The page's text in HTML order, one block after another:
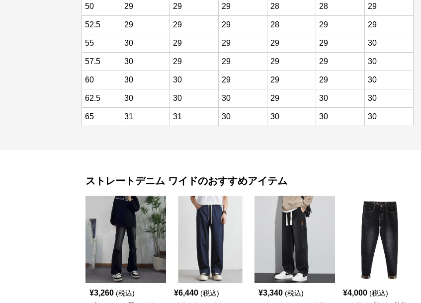
50 29 29 29 28 28 29
52.5 29 29 29 28 29 29
55 30 29 29 29 29 30
57.5 30 29 29 29 29 30
60 30 30 29 29 29 30
62.5 30 30 30 29 30 30
65 31 31 30 30 30 30
ストレートデニム ワイドのおすすめアイテム
¥3,260 (税込) ¥6,440 (税込) ¥3,340 (税込) ¥4,000 (税込)